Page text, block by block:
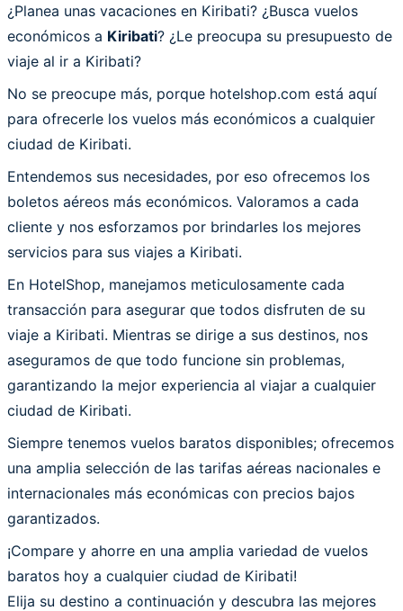
¿Planea unas vacaciones en Kiribati? ¿Busca vuelos
económicos a Kiribati? ¿Le preocupa su presupuesto de
viaje al ir a Kiribati?
No se preocupe más, porque hotelshop.com está aquí
para ofrecerle los vuelos más económicos a cualquier
ciudad de Kiribati.
Entendemos sus necesidades, por eso ofrecemos los
boletos aéreos más económicos. Valoramos a cada
cliente y nos esforzamos por brindarles los mejores
servicios para sus viajes a Kiribati.
En HotelShop, manejamos meticulosamente cada
transacción para asegurar que todos disfruten de su
viaje a Kiribati. Mientras se dirige a sus destinos, nos
aseguramos de que todo funcione sin problemas,
garantizando la mejor experiencia al viajar a cualquier
ciudad de Kiribati.
Siempre tenemos vuelos baratos disponibles; ofrecemos
una amplia selección de las tarifas aéreas nacionales e
internacionales más económicas con precios bajos
garantizados.
¡Compare y ahorre en una amplia variedad de vuelos
baratos hoy a cualquier ciudad de Kiribati!
Elija su destino a continuación y descubra las mejores